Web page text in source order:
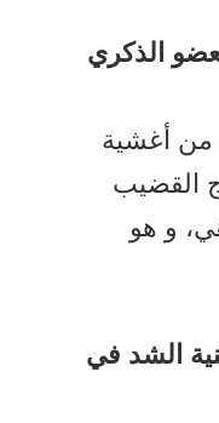
الذكري
من أغشية
القضيب
و هو
الشد في